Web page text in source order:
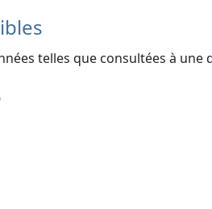
telles que consultées à